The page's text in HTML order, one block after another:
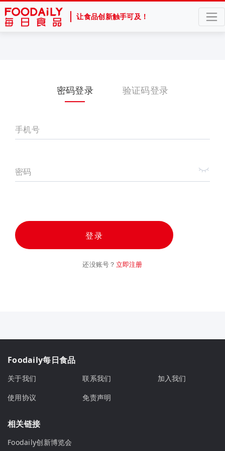
让食品创新触手可及！
密码登录 验证码登录
手机号
密码
登录
还没账号？ 立即注册
Foodaily每日食品
关于我们 联系我们
加入我们
使用协议
免责声明
相关链接
Foodaily创新博览会